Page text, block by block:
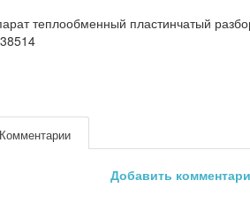
теплообменный пластинчатый
Добавить